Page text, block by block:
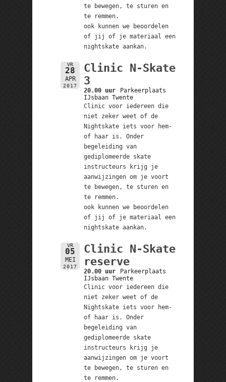
te bewegen, te sturen en
te remmen.
ook kunnen we beoordelen
of jij of je materiaal een
nightskate aankan.
VR
28
APR
2017
Clinic N-Skate
3
20.00 uur
Parkeerplaats
IJsbaan Twente
Clinic voor iedereen die
niet zeker weet of de
Nightskate iets voor hem-
of haar is. Onder
begeleiding van
gediplomeerde skate
instructeurs krijg je
aanwijzingen om je voort
te bewegen, te sturen en
te remmen.
ook kunnen we beoordelen
of jij of je materiaal een
nightskate aankan.
VR
05
MEI
2017
Clinic N-Skate
reserve
20.00 uur
Parkeerplaats
IJsbaan Twente
Clinic voor iedereen die
niet zeker weet of de
Nightskate iets voor hem-
of haar is. Onder
begeleiding van
gediplomeerde skate
instructeurs krijg je
aanwijzingen om je voort
te bewegen, te sturen en
te remmen.